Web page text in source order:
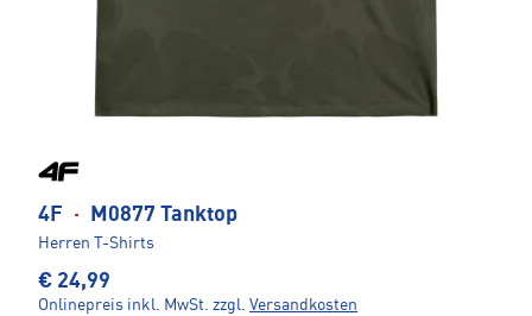
4F · M0877 Tanktop
Herren T-Shirts
€ 24,99
Onlinepreis inkl. MwSt. zzgl. Versandkosten